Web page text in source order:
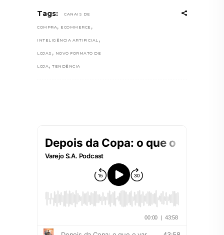
Tags: CANAIS DE
COMPRA , ECOMMERCE ,
INTELIGÊNCIA ARTIFICIAL ,
LOJAS , NOVO FORMATO DE
LOJA , TENDÊNCIA